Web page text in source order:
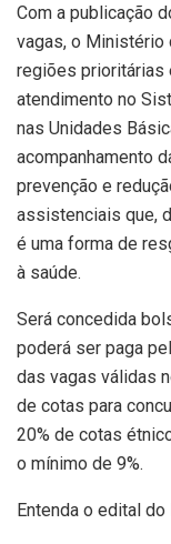
Com a publicação
vagas, o Ministério
regiões prioritárias
atendimento no
nas Unidades
acompanhamento
prevenção e
assistenciais que,
é uma forma de
à saúde.
Será concedida
poderá ser paga
das vagas válidas
de cotas para
20% de cotas
o mínimo de 9%.
Entenda o edital